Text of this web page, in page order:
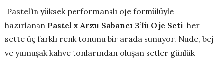
Pastel’in yüksek performanslı oje formülüyle
hazırlanan Pastel x Arzu Sabancı 3’lü Oje Seti, her
sette üç farklı renk tonunu bir arada sunuyor. Nude, bej
ve yumuşak kahve tonlarından oluşan setler günlük